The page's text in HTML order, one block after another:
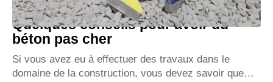
Quelques conseils pour avoir du
béton pas cher
Si vous avez eu à effectuer des travaux dans le
domaine de la construction, vous devez savoir que…